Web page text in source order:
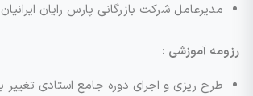
مدیرعامل شرکت بازرگانی پارس رایان ایرانیان
رزومه آموزشی :
طرح ریزی و اجرای دوره جامع استادی تغییر با بیش از 4500 نفر شرکت